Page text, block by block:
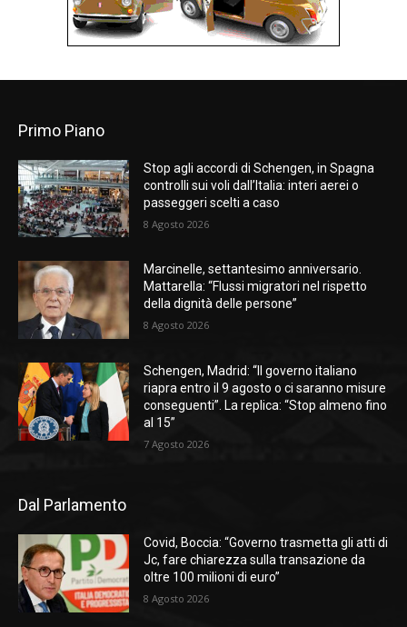
Primo Piano
Stop agli accordi di Schengen, in Spagna
controlli sui voli dall’Italia: interi aerei o
passeggeri scelti a caso
8 Agosto 2026
Marcinelle, settantesimo anniversario.
Mattarella: “Flussi migratori nel rispetto
della dignità delle persone”
8 Agosto 2026
Schengen, Madrid: “Il governo italiano
riapra entro il 9 agosto o ci saranno misure
conseguenti”. La replica: “Stop almeno fino
al 15”
7 Agosto 2026
Dal Parlamento
Covid, Boccia: “Governo trasmetta gli atti di
Jc, fare chiarezza sulla transazione da
oltre 100 milioni di euro”
8 Agosto 2026